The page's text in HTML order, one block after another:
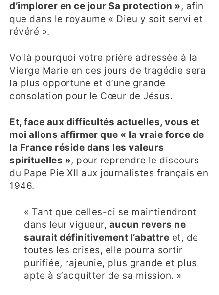
d’implorer en ce jour Sa protection », afin
que dans le royaume « Dieu y soit servi et
révéré ».
Voilà pourquoi votre prière adressée à la
Vierge Marie en ces jours de tragédie sera
la plus opportune et d’une grande
consolation pour le Cœur de Jésus.
Et, face aux difficultés actuelles, vous et
moi allons affirmer que « la vraie force de
la France réside dans les valeurs
spirituelles », pour reprendre le discours
du Pape Pie XII aux journalistes français en
1946.
« Tant que celles-ci se maintiendront
dans leur vigueur, aucun revers ne
saurait définitivement l’abattre et, de
toutes les crises, elle pourra sortir
purifiée, rajeunie, plus grande et plus
apte à s’acquitter de sa mission. »